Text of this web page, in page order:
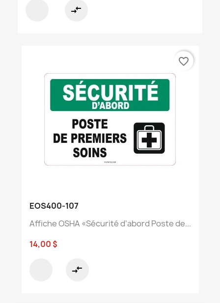
compare_arrows
EOS400-107
Affiche OSHA «Sécurité d’abord Poste de...
14,00 $
compare_arrows
favorite_border